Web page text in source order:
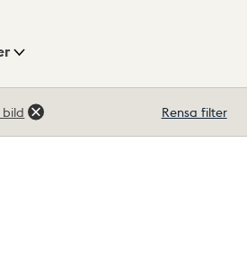
bild Rensa filter